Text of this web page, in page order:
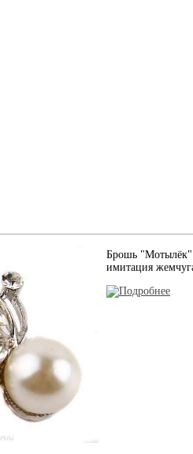
Брошь "Мотылёк".
имитация